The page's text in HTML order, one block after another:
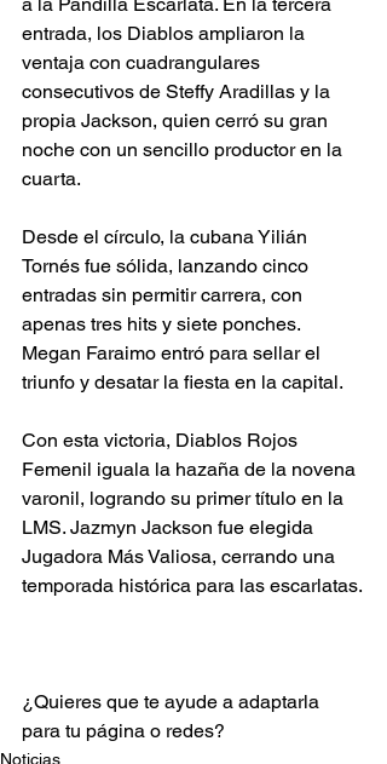
entrada, los Diablos ampliaron la
ventaja con cuadrangulares
consecutivos de Steffy Aradillas y la
propia Jackson, quien cerró su gran
noche con un sencillo productor en la
cuarta.
Desde el círculo, la cubana Yilián
Tornés fue sólida, lanzando cinco
entradas sin permitir carrera, con
apenas tres hits y siete ponches.
Megan Faraimo entró para sellar el
triunfo y desatar la fiesta en la capital.
Con esta victoria, Diablos Rojos
Femenil iguala la hazaña de la novena
varonil, logrando su primer título en la
LMS. Jazmyn Jackson fue elegida
Jugadora Más Valiosa, cerrando una
temporada histórica para las escarlatas.
¿Quieres que te ayude a adaptarla
para tu página o redes?
Noticias